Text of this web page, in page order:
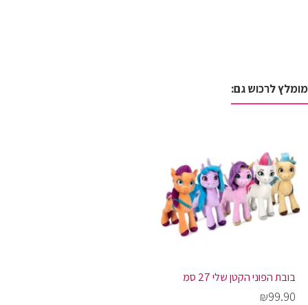
מומלץ לרכוש גם:
בובת הפוני הקטן שלי 27 סמ
₪99.90